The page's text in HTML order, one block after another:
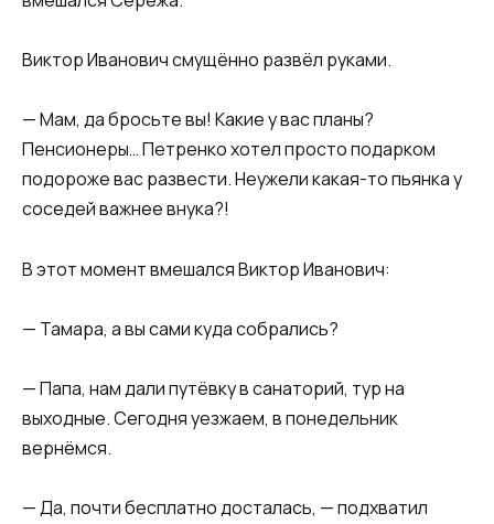
Виктор Иванович смущённо развёл руками.
— Мам, да бросьте вы! Какие у вас планы?
Пенсионеры… Петренко хотел просто подарком
подороже вас развести. Неужели какая-то пьянка у
соседей важнее внука?!
В этот момент вмешался Виктор Иванович:
— Тамара, а вы сами куда собрались?
— Папа, нам дали путёвку в санаторий, тур на
выходные. Сегодня уезжаем, в понедельник
вернёмся.
— Да, почти бесплатно досталась, — подхватил